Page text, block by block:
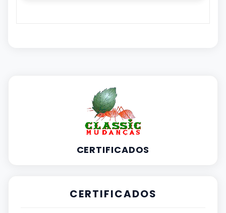
CERTIFICADOS
CERTIFICADOS